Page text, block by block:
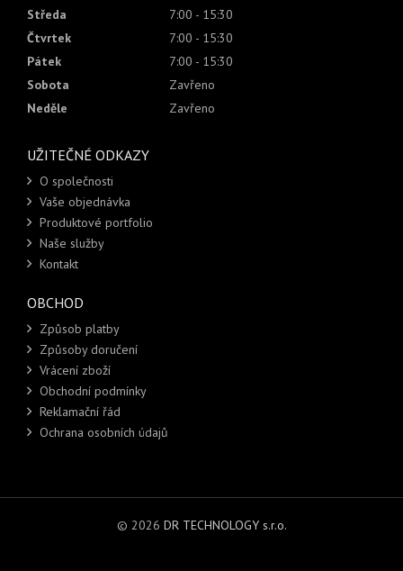
Středa
7:00 - 15:30
Čtvrtek
7:00 - 15:30
Pátek
7:00 - 15:30
Sobota
Zavřeno
Neděle
Zavřeno
UŽITEČNÉ ODKAZY
O společnosti
Vaše objednávka
Produktové portfolio
Naše služby
Kontakt
OBCHOD
Způsob platby
Způsoby doručení
Vrácení zboží
Obchodní podmínky
Reklamační řád
Ochrana osobních údajů
© 2026 DR TECHNOLOGY s.r.o.